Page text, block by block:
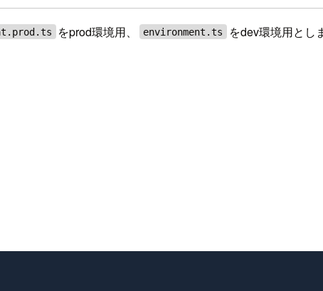
をprod環境用、 environment.ts をdev環境用とし